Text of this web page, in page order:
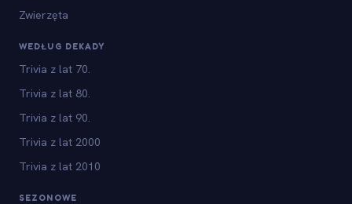
Zwierzęta
WEDŁUG DEKADY
Trivia z lat 70.
Trivia z lat 80.
Trivia z lat 90.
Trivia z lat 2000
Trivia z lat 2010
SEZONOWE